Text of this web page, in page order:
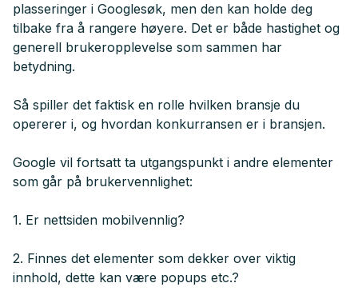
plasseringer i Googlesøk, men den kan holde deg
tilbake fra å rangere høyere. Det er både hastighet og
generell brukeropplevelse som sammen har
betydning.
Så spiller det faktisk en rolle hvilken bransje du
opererer i, og hvordan konkurransen er i bransjen.
Google vil fortsatt ta utgangspunkt i andre elementer
som går på brukervennlighet:
1. Er nettsiden mobilvennlig?
2. Finnes det elementer som dekker over viktig
innhold, dette kan være popups etc.?